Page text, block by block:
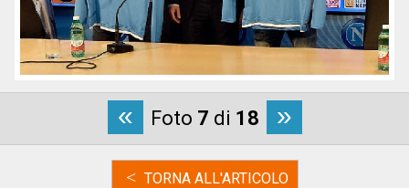
« Foto 7 di 18 »
< TORNA ALL'ARTICOLO